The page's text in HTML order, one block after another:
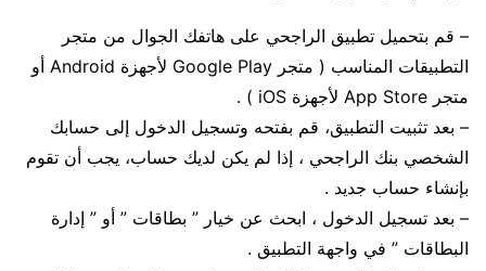
– قم بتحميل تطبيق الراجحي على هاتفك الجوال من متجر
التطبيقات المناسب ( متجر Google Play لأجهزة Android أو
متجر App Store لأجهزة iOS ) .
– بعد تثبيت التطبيق، قم بفتحه وتسجيل الدخول إلى حسابك
الشخصي بنك الراجحي ، إذا لم يكن لديك حساب، يجب أن تقوم
بإنشاء حساب جديد .
– بعد تسجيل الدخول ، ابحث عن خيار ” بطاقات ” أو ” إدارة
البطاقات ” في واجهة التطبيق .